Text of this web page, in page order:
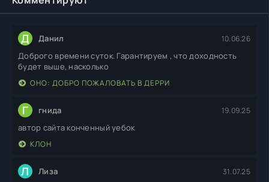
Д Данил 10.06.26
Доброго времени суток. Гарантируем , что доходность
будет выше, насколько
ОНО: ДОБРО ПОЖАЛОВАТЬ В ДЕРРИ
Г гнида 19.09.25
автор сайта конченный уебок
КЛОН
Л Лиза 31.07.25